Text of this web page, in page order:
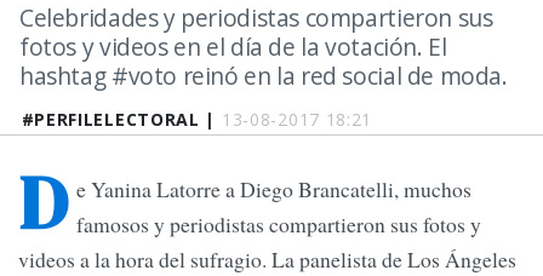
#PERFILELECTORAL | 13-08-2017 18:21
Celebridades y periodistas compartieron sus
fotos y videos en el día de la votación. El
hashtag #voto reinó en la red social de moda.
D e Yanina Latorre a Diego Brancatelli, muchos
famosos y periodistas compartieron sus fotos y
videos a la hora del sufragio. La panelista de Los Ángeles